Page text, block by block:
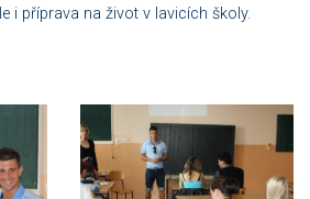
i příprava na život v lavicích školy.